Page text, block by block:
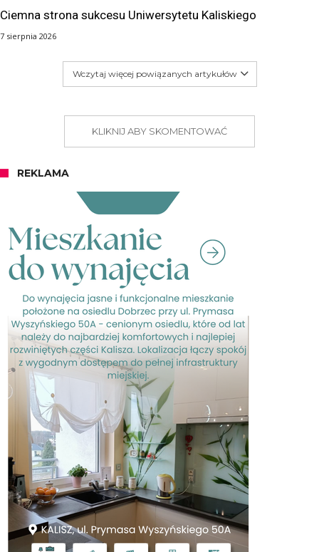
Ciemna strona sukcesu Uniwersytetu Kaliskiego
7 sierpnia 2026
Wczytaj więcej powiązanych artykułów
KLIKNIJ ABY SKOMENTOWAĆ
REKLAMA